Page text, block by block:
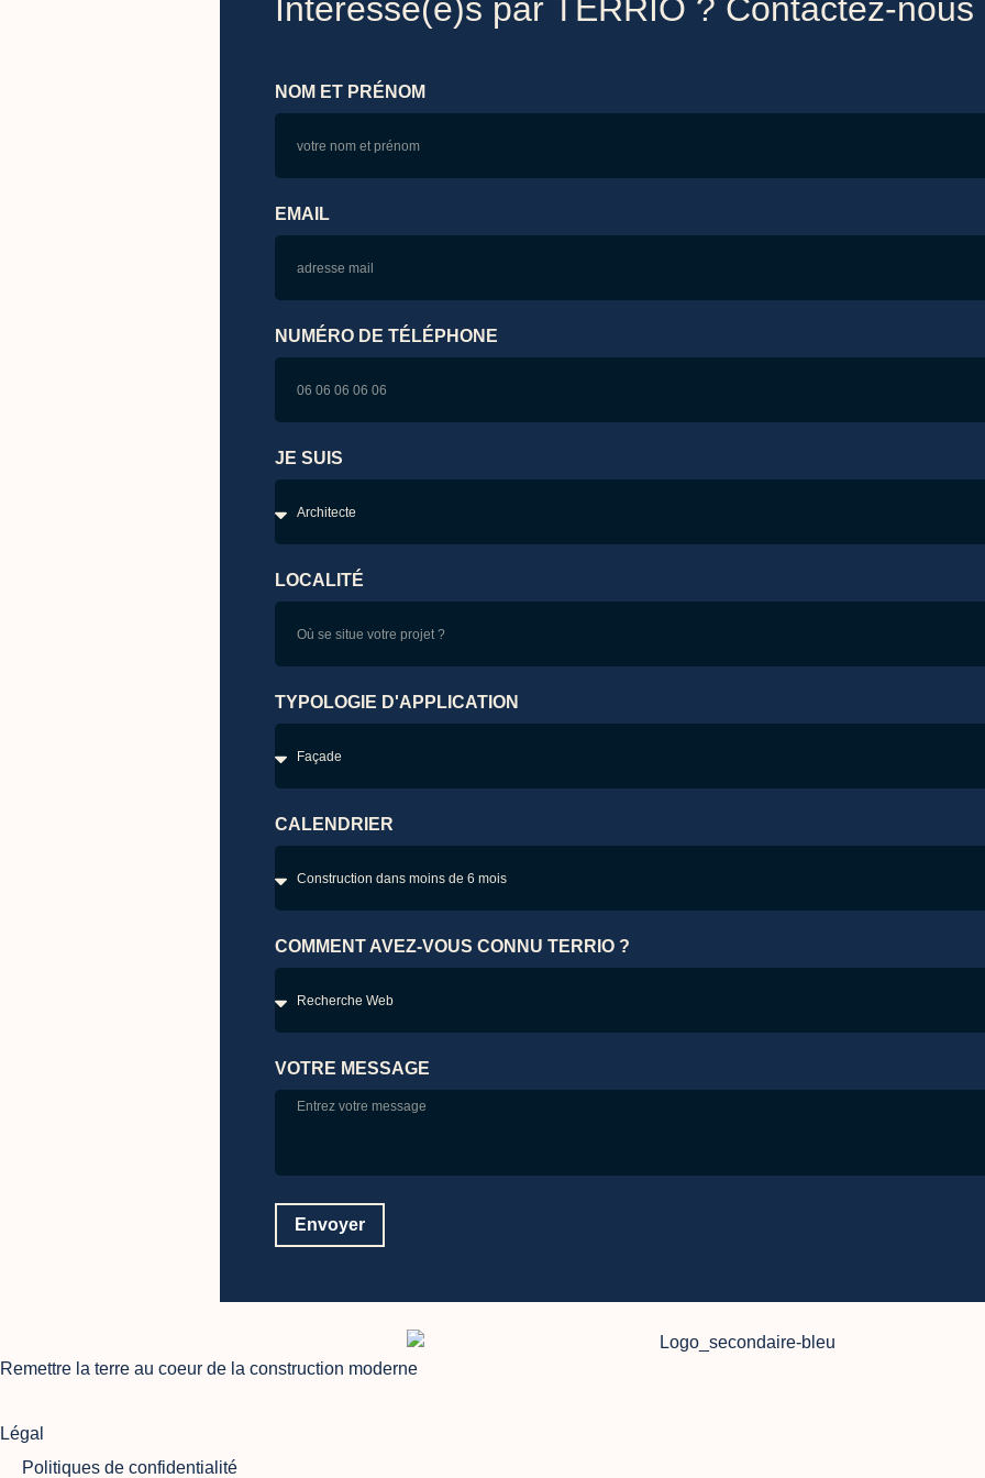
Intéressé(e)s par TERRIO ? Contactez-nous
NOM ET PRÉNOM
EMAIL
NUMÉRO DE TÉLÉPHONE
JE SUIS
LOCALITÉ
TYPOLOGIE D'APPLICATION
CALENDRIER
COMMENT AVEZ-VOUS CONNU TERRIO ?
VOTRE MESSAGE
Envoyer
Remettre la terre au coeur de la construction moderne
Légal
Politiques de confidentialité